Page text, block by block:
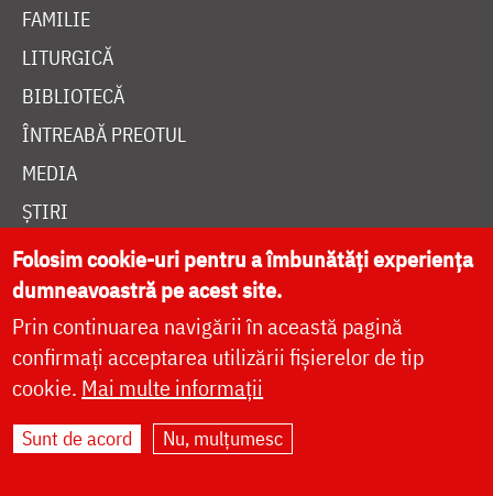
FAMILIE
LITURGICĂ
BIBLIOTECĂ
ÎNTREABĂ PREOTUL
MEDIA
ȘTIRI
HRAMUL SFINTEI CUVIOASE PARASCHEVA
AUTORI
PĂRINȚI DUHOVNICEȘTI
MAICI CU VIAȚĂ DUHOVNICEASCĂ
TEMATICĂ
Folosim cookie-uri pentru a îmbunătăți experiența
dumneavoastră pe acest site.
Prin continuarea navigării în această pagină
confirmați acceptarea utilizării fișierelor de tip
cookie. Mai multe informații
Sunt de acord Nu, mulțumesc